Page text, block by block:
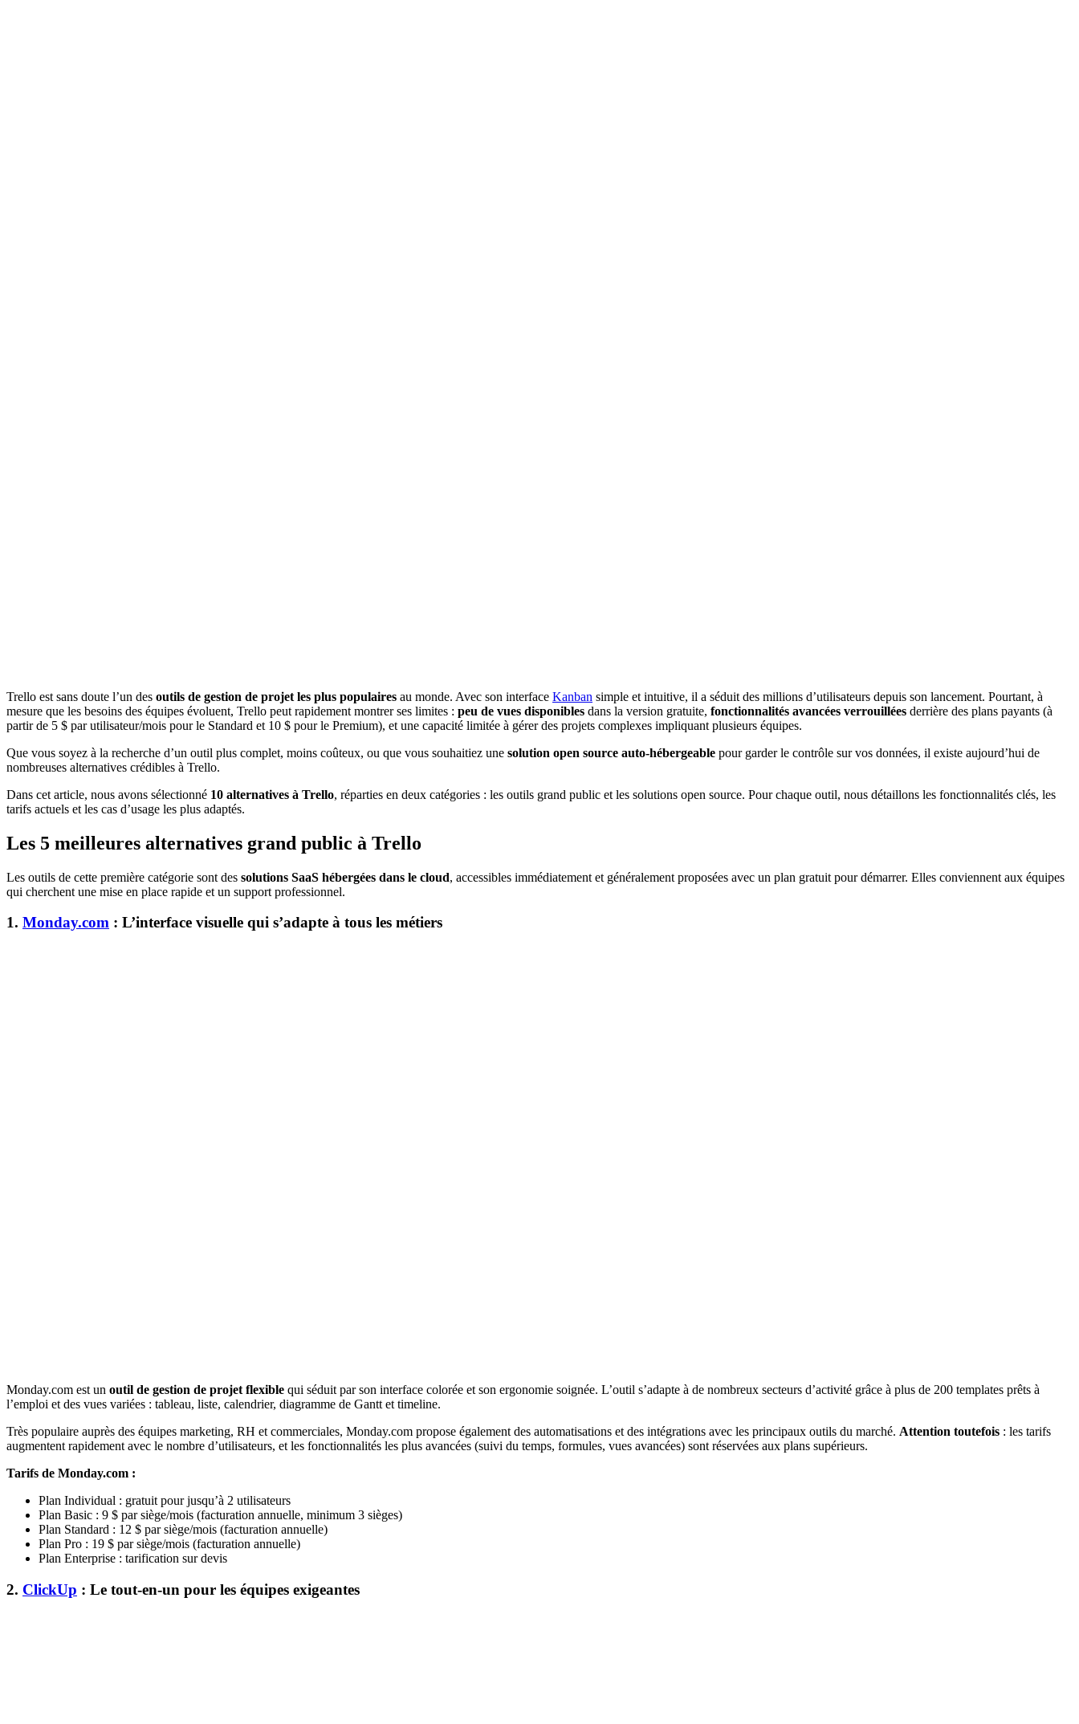
Trello est sans doute l’un des outils de gestion de projet les plus populaires au monde. Avec son interface Kanban simple et intuitive, il a séduit des millions d’utilisateurs depuis son lancement. Pourtant, à
mesure que les besoins des équipes évoluent, Trello peut rapidement montrer ses limites : peu de vues disponibles dans la version gratuite, fonctionnalités avancées verrouillées derrière des plans payants (à
partir de 5 $ par utilisateur/mois pour le Standard et 10 $ pour le Premium), et une capacité limitée à gérer des projets complexes impliquant plusieurs équipes.
Que vous soyez à la recherche d’un outil plus complet, moins coûteux, ou que vous souhaitiez une solution open source auto-hébergeable pour garder le contrôle sur vos données, il existe aujourd’hui de
nombreuses alternatives crédibles à Trello.
Dans cet article, nous avons sélectionné 10 alternatives à Trello, réparties en deux catégories : les outils grand public et les solutions open source. Pour chaque outil, nous détaillons les fonctionnalités clés, les
tarifs actuels et les cas d’usage les plus adaptés.
Les 5 meilleures alternatives grand public à Trello
Les outils de cette première catégorie sont des solutions SaaS hébergées dans le cloud, accessibles immédiatement et généralement proposées avec un plan gratuit pour démarrer. Elles conviennent aux équipes
qui cherchent une mise en place rapide et un support professionnel.
1. Monday.com : L’interface visuelle qui s’adapte à tous les métiers
Monday.com est un outil de gestion de projet flexible qui séduit par son interface colorée et son ergonomie soignée. L’outil s’adapte à de nombreux secteurs d’activité grâce à plus de 200 templates prêts à
l’emploi et des vues variées : tableau, liste, calendrier, diagramme de Gantt et timeline.
Très populaire auprès des équipes marketing, RH et commerciales, Monday.com propose également des automatisations et des intégrations avec les principaux outils du marché. Attention toutefois : les tarifs
augmentent rapidement avec le nombre d’utilisateurs, et les fonctionnalités les plus avancées (suivi du temps, formules, vues avancées) sont réservées aux plans supérieurs.
Tarifs de Monday.com :
Plan Individual : gratuit pour jusqu’à 2 utilisateurs
Plan Basic : 9 $ par siège/mois (facturation annuelle, minimum 3 sièges)
Plan Standard : 12 $ par siège/mois (facturation annuelle)
Plan Pro : 19 $ par siège/mois (facturation annuelle)
Plan Enterprise : tarification sur devis
2. ClickUp : Le tout-en-un pour les équipes exigeantes